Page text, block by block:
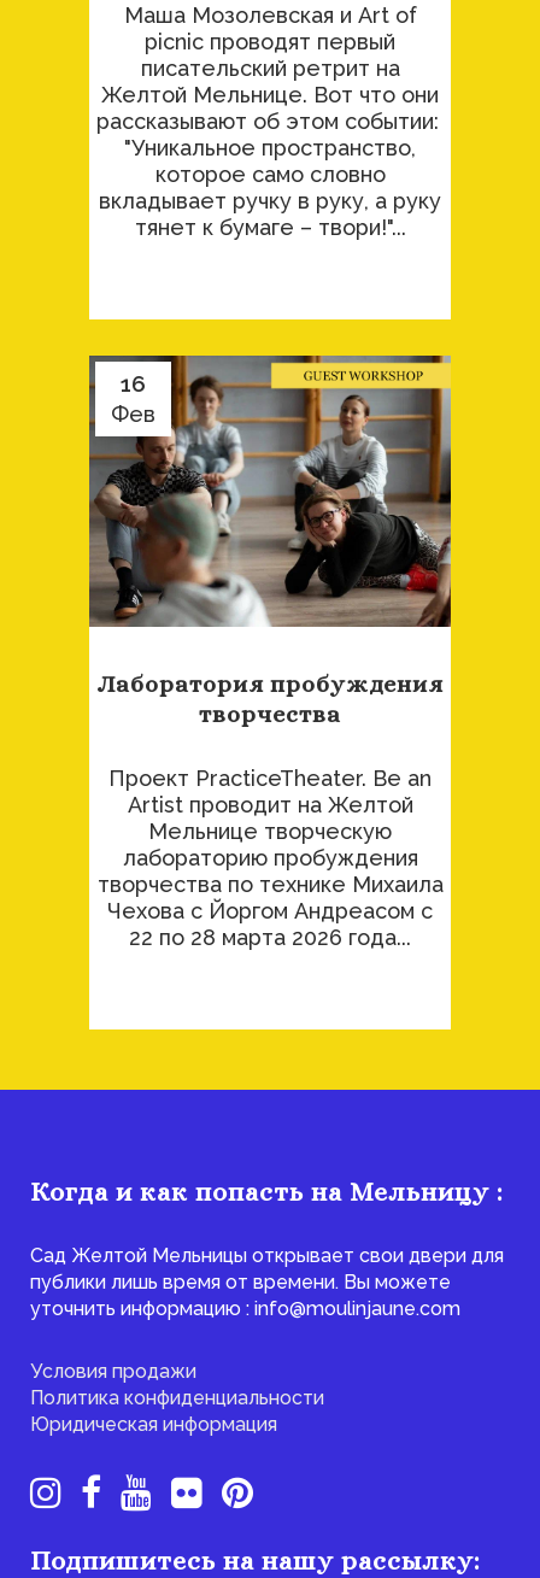
Маша Мозолевская и Art of
picnic проводят первый
писательский ретрит на
Желтой Мельнице. Вот что они
рассказывают об этом событии:
"Уникальное пространство,
которое само словно
вкладывает ручку в руку, а руку
тянет к бумаге – твори!"...
16
Фев
Лаборатория пробуждения
творчества
Проект PracticeTheater. Be an
Artist проводит на Желтой
Мельнице творческую
лабораторию пробуждения
творчества по технике Михаила
Чехова с Йоргом Андреасом с
22 по 28 марта 2026 года...
Когда и как попасть на Мельницу :
Сад Желтой Мельницы открывает свои двери для
публики лишь время от времени. Вы можете
уточнить информацию : info@moulinjaune.com
Условия продажи
Политика конфиденциальности
Юридическая информация
Подпишитесь на нашу рассылку: